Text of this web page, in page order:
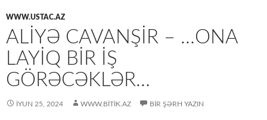
WWW.USTAC.AZ
ALIYƏ CAVANŞIR – …ONA
LAYIQ BIR IŞ
GÖRƏCƏKLƏR…
İYUN 25, 2024 WWW.BITIK.AZ BIR ŞƏRH YAZIN